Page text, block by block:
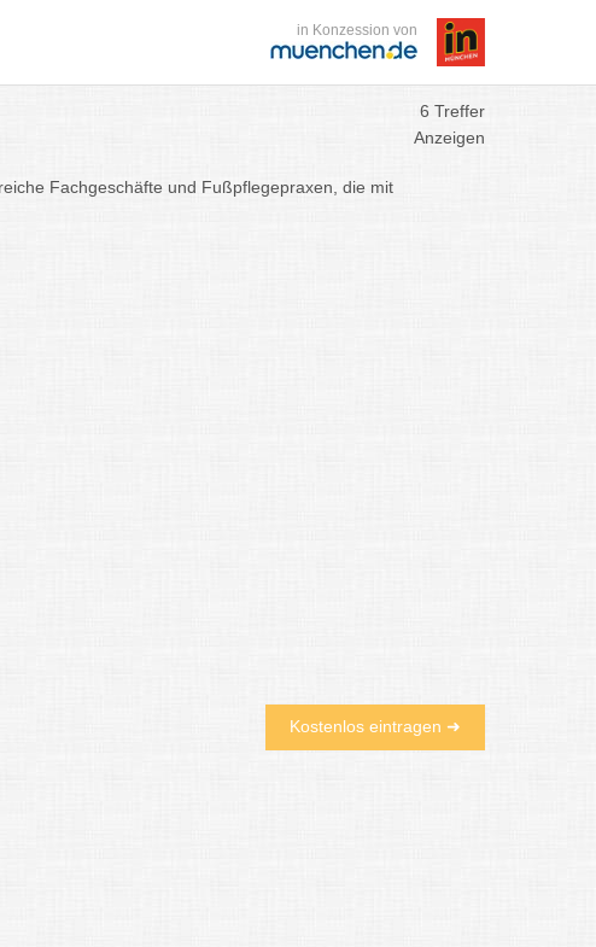
in Konzession von
6 Treffer
Anzeigen
Fachgeschäfte und Fußpflegepraxen, die mit
Kostenlos eintragen ➜